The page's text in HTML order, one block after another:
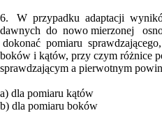
6. W przypadku adaptacji
dawnych do nowo mierzonej
dokonać pomiaru
boków i kątów, przy czym różnice
sprawdzającym a pierwotnym
a) dla pomiaru kątów
b) dla pomiaru boków